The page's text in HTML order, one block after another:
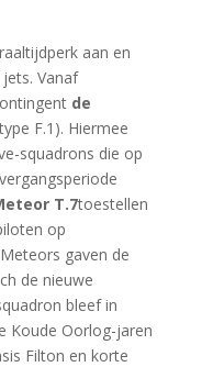
aan en
Vanaf
de
F.1). Hiermee
squadrons die op
T.7toestellen
op
gaven de
de nieuwe
bleef in
Koude Oorlog-jaren
Filton en korte